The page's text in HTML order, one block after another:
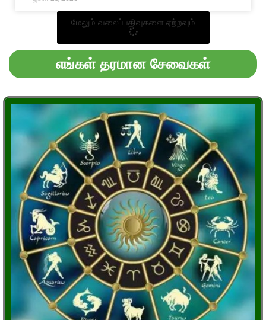
மேலும் வலைப்பதிவுகளை ஏற்றவும்
எங்கள் தரமான சேவைகள்